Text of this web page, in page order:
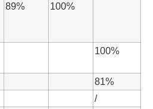
89% 100%
100%
81%
/